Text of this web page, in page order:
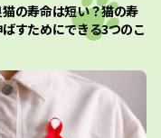
の寿命は短い？猫の寿
すためにできる3つのこ